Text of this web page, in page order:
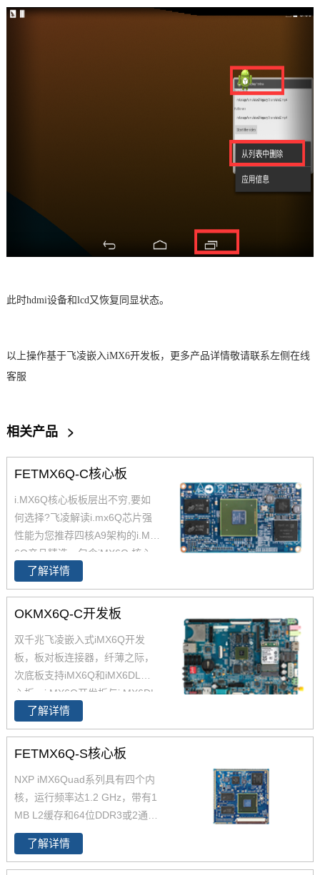
此时hdmi设备和lcd又恢复同显状态。
以上操作基于飞凌嵌入iMX6开发板 ，更多产品详情敬请联系左侧在线
客服
相关产品 >
FETMX6Q-C核心板
i.MX6Q核心板板层出不穷,要如
何选择?飞凌解读i.mx6Q芯片强
性能为您推荐四核A9架构的i.MX
6Q产品精选，包含iMX6Q 核心
板、i.MX6Q 核心板、iMX6Q工
业级核心板，欢迎采购。 i.MX6
Q核心板基于NXP（原Freescal
处理器设计，核心板小尺寸核心
板搭配独特的薄款连接器，让设
计随心所欲！
了解详情
OKMX6Q-C开发板
双千兆飞凌嵌入式iMX6Q开发
板，板对板连接器，纤薄之际，
次底板支持iMX6Q和iMX6DL核
心板。i.MX6Q开发板与i.MX6DL
开发板资源丰富，原理图、PC
B、软件资源、硬件资源下载，
技术支持等。欢迎选购
了解详情
FETMX6Q-S核心板
NXP iMX6Quad系列具有四个内
核，运行频率达1.2 GHz，带有1
MB L2缓存和64位DDR3或2通
道、32位LPDDR2支持。飞凌提
供商业级iMX6Q核心板,工业级iM
X6Q核心板,兼容一同底板。具有
了解详情